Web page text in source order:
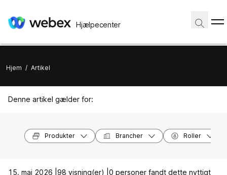
Hjælpecenter
Hjem / Artikel
Denne artikel gælder for:
Produkter Brancher Roller
15. maj 2026 | 98 visning(er) | 0 personer fandt dette nyttigt